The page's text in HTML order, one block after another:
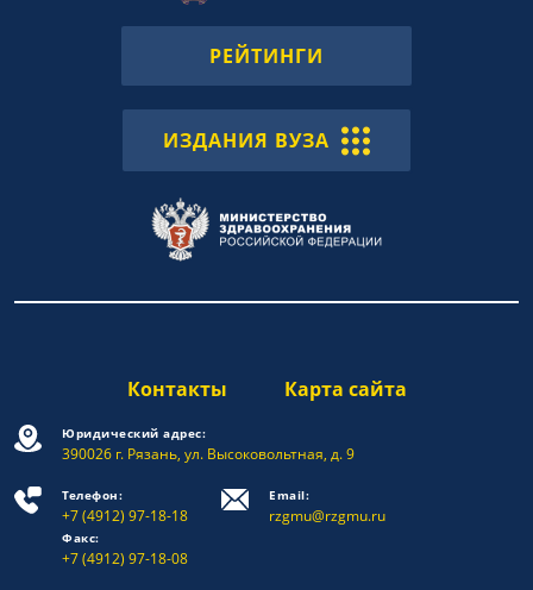
РЕЙТИНГИ
ИЗДАНИЯ ВУЗА
Контакты Карта сайта
Юридический адрес:
390026 г. Рязань, ул. Высоковольтная, д. 9
Телефон:
+7 (4912) 97-18-18
Факс:
+7 (4912) 97-18-08
Email:
rzgmu@rzgmu.ru